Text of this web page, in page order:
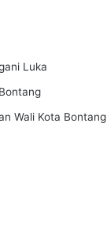
Luka
Wali Kota Bontang